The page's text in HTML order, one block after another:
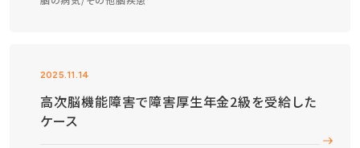
2025.11.14
高次脳機能障害で障害厚生年金2級を受給した
ケース